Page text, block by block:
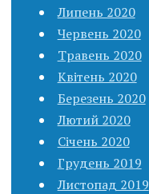
Липень 2020
Червень 2020
Травень 2020
Квітень 2020
Березень 2020
Лютий 2020
Січень 2020
Грудень 2019
Листопад 2019